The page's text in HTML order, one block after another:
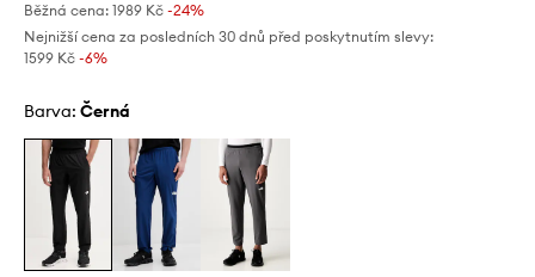
Běžná cena: 1989 Kč -24%
Nejnižší cena za posledních 30 dnů před poskytnutím slevy:
1599 Kč -6%
Barva: černá